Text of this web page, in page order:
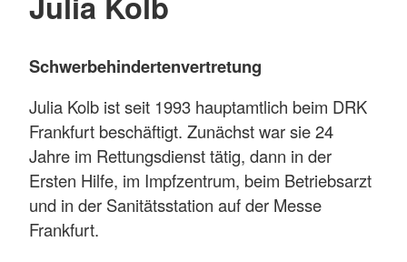
Schwerbehindertenvertretung
Julia Kolb ist seit 1993 hauptamtlich beim DRK
Frankfurt beschäftigt. Zunächst war sie 24
Jahre im Rettungsdienst tätig, dann in der
Ersten Hilfe, im Impfzentrum, beim Betriebsarzt
und in der Sanitätsstation auf der Messe
Frankfurt.